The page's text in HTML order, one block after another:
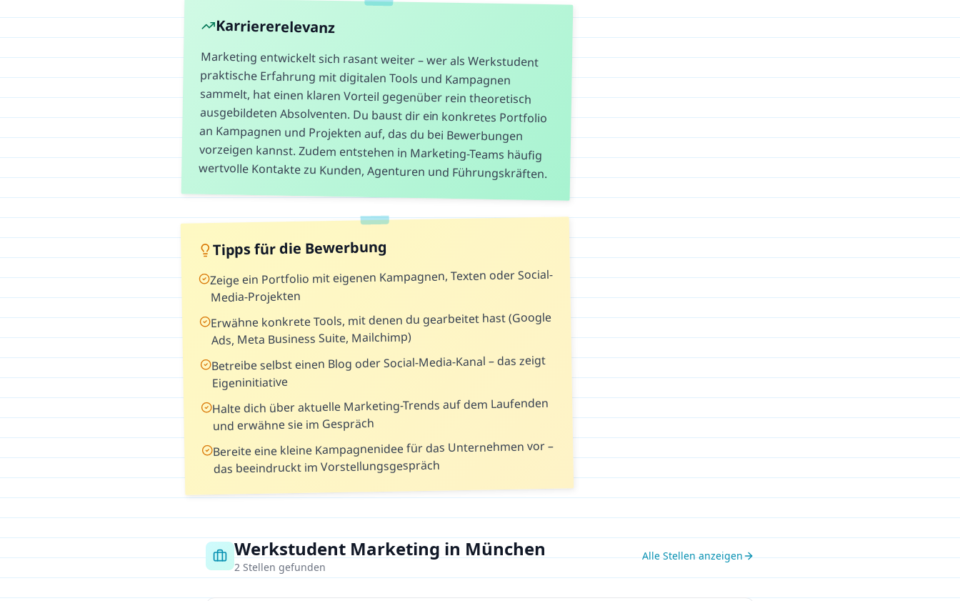
Karriererelevanz
Marketing entwickelt sich rasant weiter – wer als Werkstudent
praktische Erfahrung mit digitalen Tools und Kampagnen
sammelt, hat einen klaren Vorteil gegenüber rein theoretisch
ausgebildeten Absolventen. Du baust dir ein konkretes Portfolio
an Kampagnen und Projekten auf, das du bei Bewerbungen
vorzeigen kannst. Zudem entstehen in Marketing-Teams häufig
wertvolle Kontakte zu Kunden, Agenturen und Führungskräften.
Tipps für die Bewerbung
Zeige ein Portfolio mit eigenen Kampagnen, Texten oder Social-
Media-Projekten
Erwähne konkrete Tools, mit denen du gearbeitet hast (Google
Ads, Meta Business Suite, Mailchimp)
Betreibe selbst einen Blog oder Social-Media-Kanal – das zeigt
Eigeninitiative
Halte dich über aktuelle Marketing-Trends auf dem Laufenden
und erwähne sie im Gespräch
Bereite eine kleine Kampagnenidee für das Unternehmen vor –
das beeindruckt im Vorstellungsgespräch
Werkstudent Marketing in München
2 Stellen gefunden
Alle Stellen anzeigen